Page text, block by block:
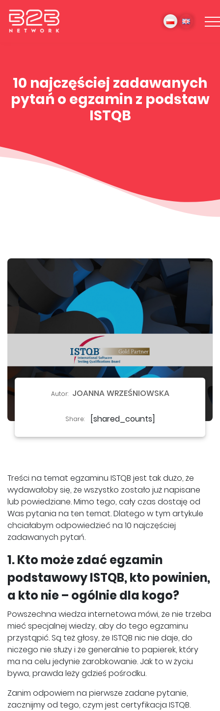
10 najczęściej zadawanych
pytań o egzamin z podstaw
ISTQB
Autor: JOANNA WRZEŚNIOWSKA
Share: [shared_counts]
Treści na temat egzaminu ISTQB jest tak dużo, że
wydawałoby się, że wszystko zostało już napisane
lub powiedziane. Mimo tego, cały czas dostaję od
Was pytania na ten temat. Dlatego w tym artykule
chciałabym odpowiedzieć na 10 najczęściej
zadawanych pytań.
1. Kto może zdać egzamin
podstawowy ISTQB, kto powinien,
a kto nie – ogólnie dla kogo?
Powszechna wiedza internetowa mówi, że nie trzeba
mieć specjalnej wiedzy, aby do tego egzaminu
przystąpić. Są też głosy, że ISTQB nic nie daje, do
niczego nie służy i że generalnie to papierek, który
ma na celu jedynie zarobkowanie. Jak to w życiu
bywa, prawda leży gdzieś pośrodku.
Zanim odpowiem na pierwsze zadane pytanie,
zacznijmy od tego, czym jest certyfikacja ISTQB.